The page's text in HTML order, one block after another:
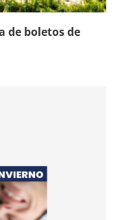
de boletos de